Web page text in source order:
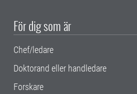
För dig som är
Chef/ledare
Doktorand eller handledare
Forskare